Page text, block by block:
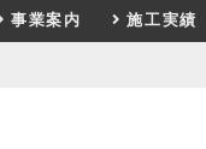
事業案内 施工実績